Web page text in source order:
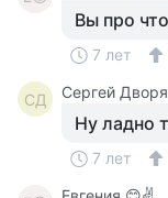
Вы про
7 лет
СД Сергей
Ну ладно
7 лет